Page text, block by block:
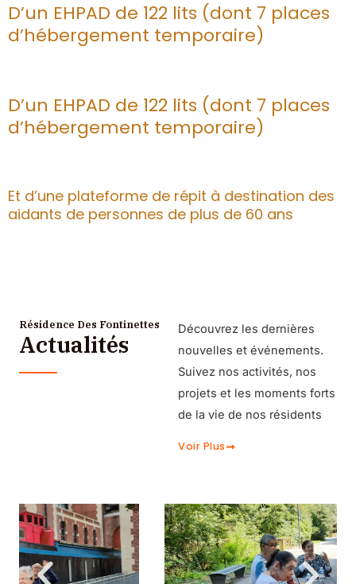
D’un EHPAD de 122 lits (dont 7 places
d’hébergement temporaire)
D’un EHPAD de 122 lits (dont 7 places
d’hébergement temporaire)
Et d’une plateforme de répit à destination des
aidants de personnes de plus de 60 ans
Résidence Des Fontinettes
Actualités
Découvrez les dernières
nouvelles et événements.
Suivez nos activités, nos
projets et les moments forts
de la vie de nos résidents
Voir Plus